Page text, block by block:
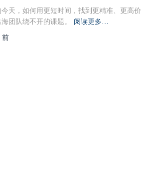
天，如何用更短时间，找到更精准、更高价
团队绕不开的课题。
阅读更多…
前